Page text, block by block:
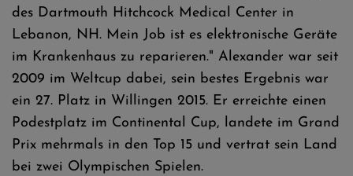
des Dartmouth Hitchcock Medical Center in
Lebanon, NH. Mein Job ist es elektronische Geräte
im Krankenhaus zu reparieren." Alexander war seit
2009 im Weltcup dabei, sein bestes Ergebnis war
ein 27. Platz in Willingen 2015. Er erreichte einen
Podestplatz im Continental Cup, landete im Grand
Prix mehrmals in den Top 15 und vertrat sein Land
bei zwei Olympischen Spielen.